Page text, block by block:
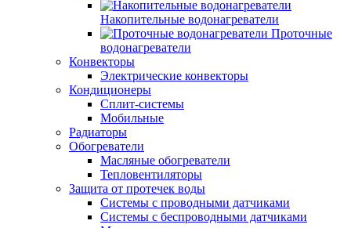
Накопительные водонагреватели
Проточные
водонагреватели
Конвекторы
Электрические конвекторы
Кондиционеры
Сплит-системы
Мобильные
Радиаторы
Обогреватели
Масляные обогреватели
Тепловентиляторы
Защита от протечек воды
Системы с проводными датчиками
Системы с беспроводными датчиками